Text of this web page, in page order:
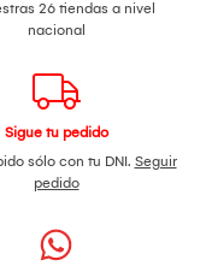
26 tiendas a nivel
nacional
Sigue tu pedido
sólo con tu DNI. Seguir
pedido